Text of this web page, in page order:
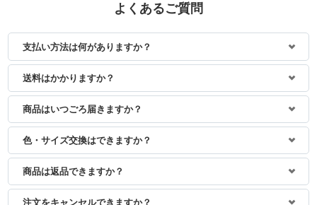
よくあるご質問
支払い方法は何がありますか？
送料はかかりますか？
商品はいつごろ届きますか？
色・サイズ交換はできますか？
商品は返品できますか？
注文をキャンセルできますか？